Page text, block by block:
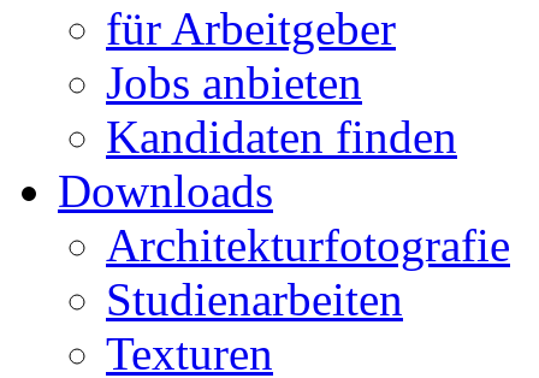
für Arbeitgeber
Jobs anbieten
Kandidaten finden
Downloads
Architekturfotografie
Studienarbeiten
Texturen